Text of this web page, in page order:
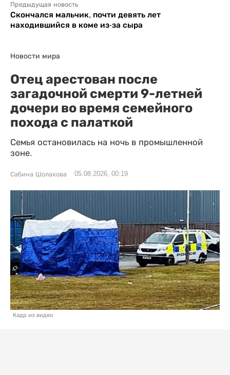
Предыдущая новость
Скончался мальчик, почти девять лет
находившийся в коме из-за сыра
Новости мира
Отец арестован после
загадочной смерти 9-летней
дочери во время семейного
похода с палаткой
Семья остановилась на ночь в промышленной
зоне.
Сабина Шолахова 05.08.2026, 00:19
Кадр из видео